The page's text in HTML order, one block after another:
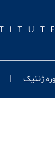
ژنتیک